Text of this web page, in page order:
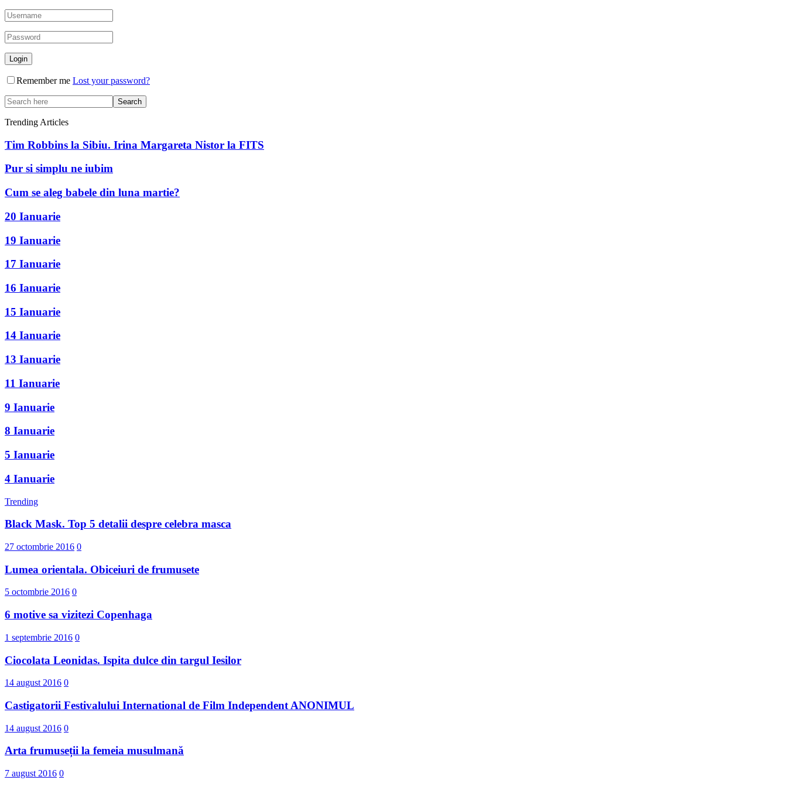
Remember me Lost your password?
Trending Articles
Tim Robbins la Sibiu. Irina Margareta Nistor la FITS
Pur si simplu ne iubim
Cum se aleg babele din luna martie?
20 Ianuarie
19 Ianuarie
17 Ianuarie
16 Ianuarie
15 Ianuarie
14 Ianuarie
13 Ianuarie
11 Ianuarie
9 Ianuarie
8 Ianuarie
5 Ianuarie
4 Ianuarie
Trending
Black Mask. Top 5 detalii despre celebra masca
27 octombrie 2016 0
Lumea orientala. Obiceiuri de frumusete
5 octombrie 2016 0
6 motive sa vizitezi Copenhaga
1 septembrie 2016 0
Ciocolata Leonidas. Ispita dulce din targul Iesilor
14 august 2016 0
Castigatorii Festivalului International d​e Film Independent ANONIMUL
14 august 2016 0
Arta frumuseții la femeia musulmană
7 august 2016 0